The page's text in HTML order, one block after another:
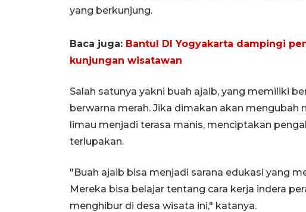
yang berkunjung.
Baca juga: Bantul DI Yogyakarta dampingi
kunjungan wisatawan
Salah satunya yakni buah ajaib, yang memiliki
berwarna merah. Jika dimakan akan
limau menjadi terasa manis, menciptakan
terlupakan.
"Buah ajaib bisa menjadi sarana edukasi yang
Mereka bisa belajar tentang cara kerja indera
menghibur di desa wisata ini," katanya.